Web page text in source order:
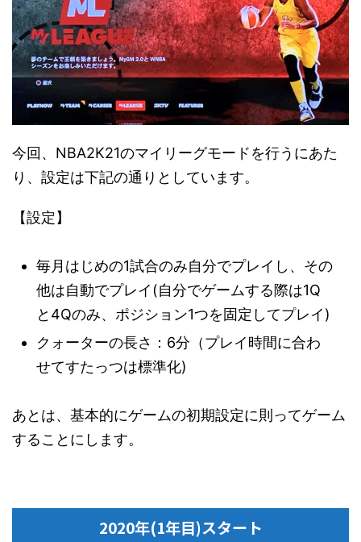
今回、NBA2K21のマイリーグモードを行うにあた
り、設定は下記の通りとしています。
【設定】
毎月はじめの1試合のみ自分でプレイし、その
他は自動でプレイ(自分でゲームする際は1Q
と4Qのみ、ポジション1つを固定してプレイ)
クォーターの長さ：6分（プレイ時間に合わ
せてすたっつは標準化)
あとは、基本的にゲームの初期設定に則ってゲーム
することにします。
2020年(1年目)スタート